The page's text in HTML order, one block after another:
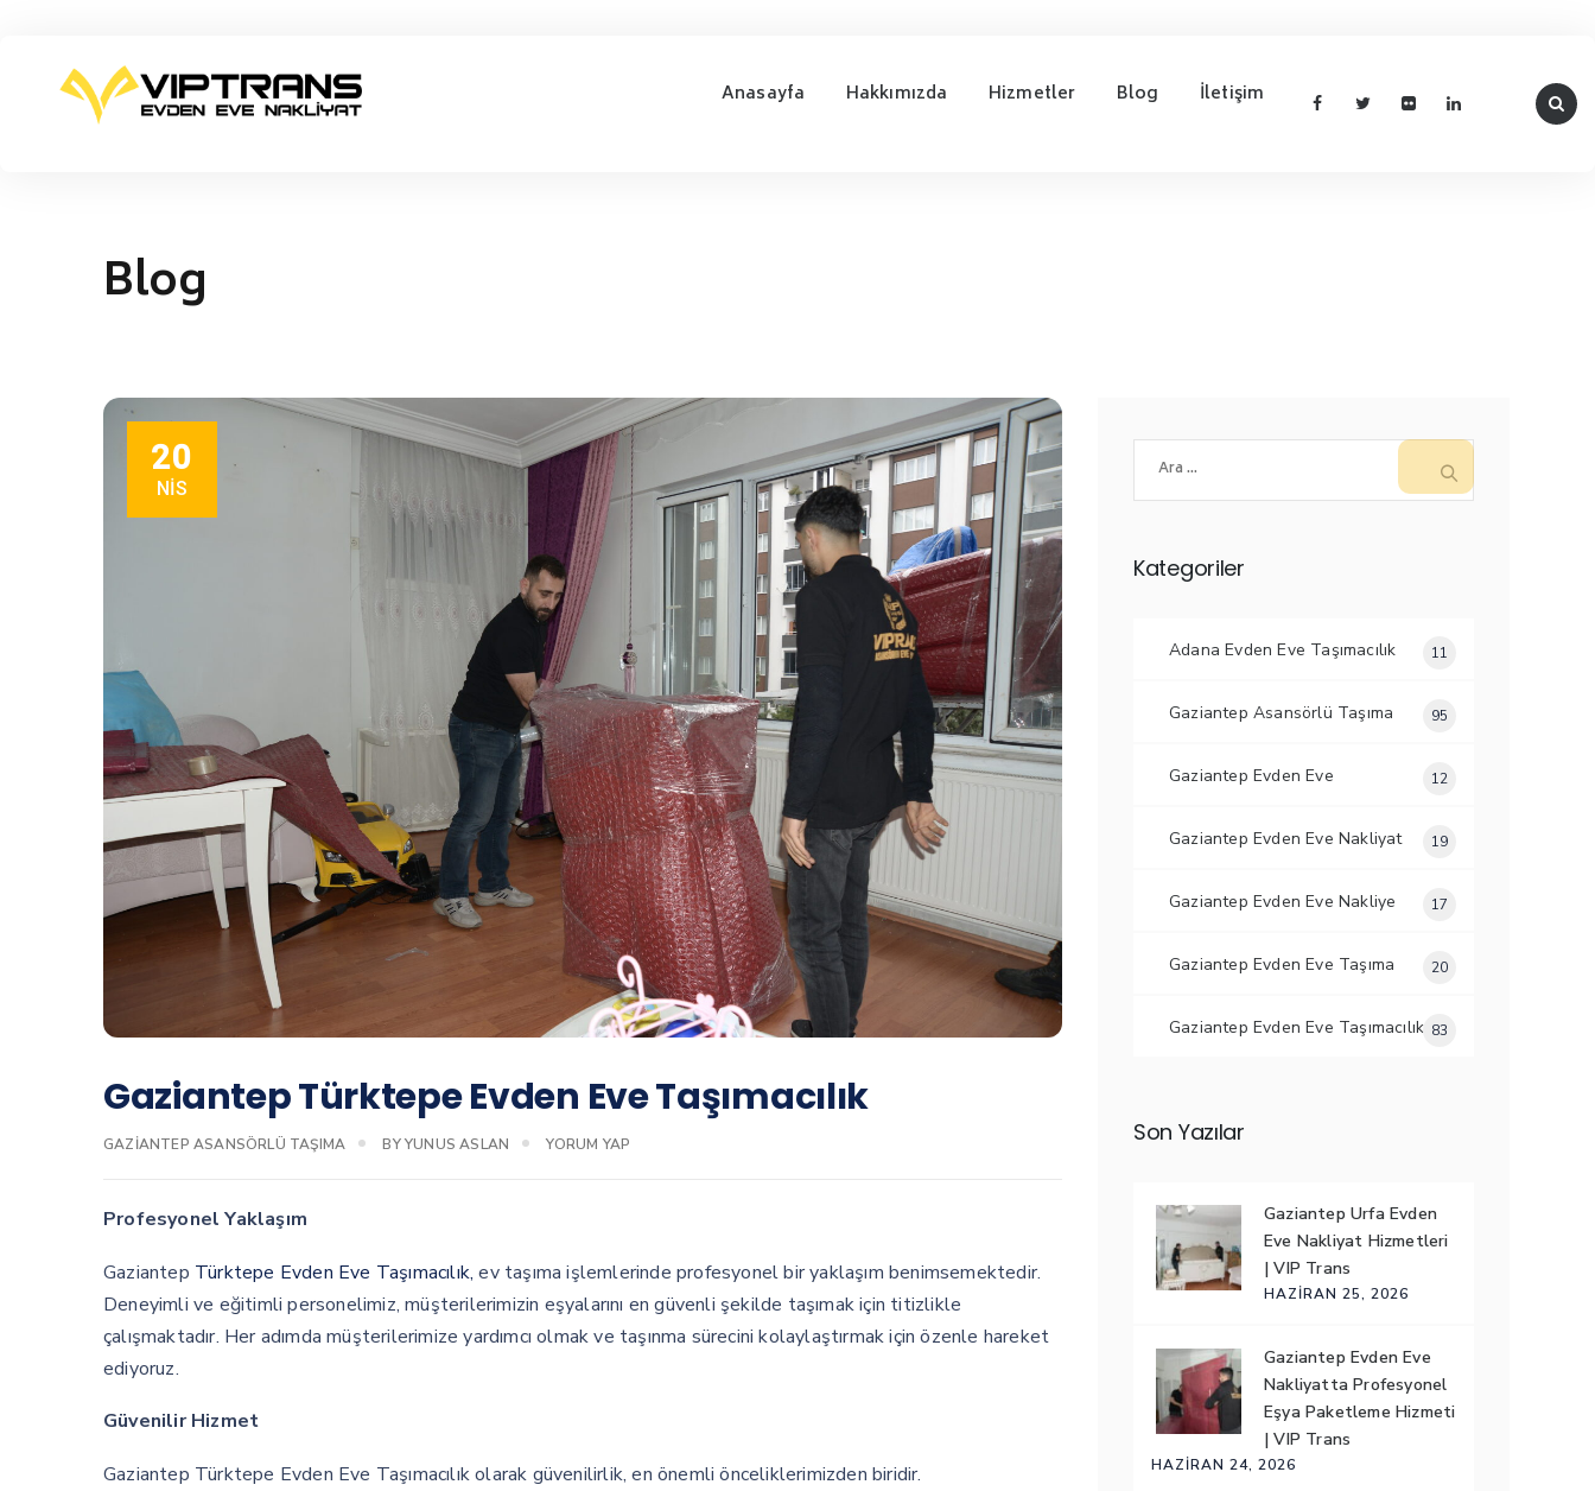
Anasayfa Hakkımızda Hizmetler Blog İletişim
Blog
20
NIS
Gaziantep Türktepe Evden Eve Taşımacılık
GAZIANTEP ASANSÖRLÜ TAŞIMA BYYUNUS ASLAN YORUM YAP
Profesyonel Yaklaşım
Gaziantep Türktepe Evden Eve Taşımacılık, ev taşıma işlemlerinde profesyonel bir yaklaşım benimsemektedir.
Deneyimli ve eğitimli personelimiz, müşterilerimizin eşyalarını en güvenli şekilde taşımak için titizlikle
çalışmaktadır. Her adımda müşterilerimize yardımcı olmak ve taşınma sürecini kolaylaştırmak için özenle hareket
ediyoruz.
Güvenilir Hizmet
Gaziantep Türktepe Evden Eve Taşımacılık olarak güvenilirlik, en önemli önceliklerimizden biridir.
Kategoriler
Adana Evden Eve Taşımacılık 11
Gaziantep Asansörlü Taşıma 95
Gaziantep Evden Eve 12
Gaziantep Evden Eve Nakliyat 19
Gaziantep Evden Eve Nakliye 17
Gaziantep Evden Eve Taşıma 20
Gaziantep Evden Eve Taşımacılık 83
Son Yazılar
Gaziantep Urfa Evden
Eve Nakliyat Hizmetleri
| VIP Trans
HAZIRAN 25, 2026
Gaziantep Evden Eve
Nakliyatta Profesyonel
Eşya Paketleme Hizmeti
| VIP Trans
HAZIRAN 24, 2026